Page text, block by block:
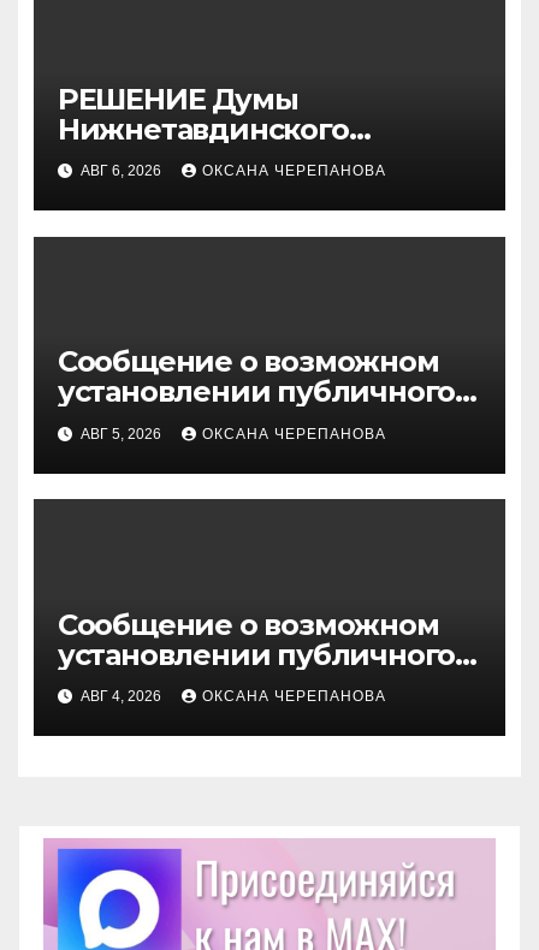
РЕШЕНИЕ Думы
Нижнетавдинского
муниципального округа от
30.07.2026 г. № 179
АВГ 6, 2026 ОКСАНА ЧЕРЕПАНОВА
Сообщение о возможном
установлении публичного
сервитута
АВГ 5, 2026 ОКСАНА ЧЕРЕПАНОВА
Сообщение о возможном
установлении публичного
сервитута
АВГ 4, 2026 ОКСАНА ЧЕРЕПАНОВА